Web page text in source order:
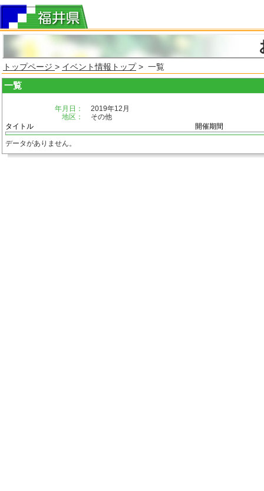
トップページ > イベント情報トップ> 一覧
一覧
年月日：
2019年12月
地区：
その他
タイトル
開催期間
データがありません。